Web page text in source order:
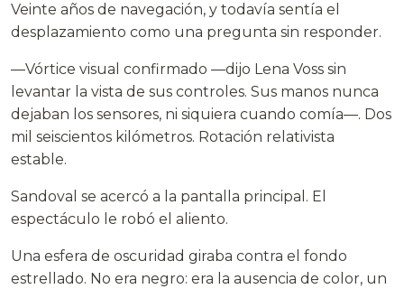
Veinte años de navegación, y todavía sentía el
desplazamiento como una pregunta sin responder.
—Vórtice visual confirmado —dijo Lena Voss sin
levantar la vista de sus controles. Sus manos nunca
dejaban los sensores, ni siquiera cuando comía—. Dos
mil seiscientos kilómetros. Rotación relativista
estable.
Sandoval se acercó a la pantalla principal. El
espectáculo le robó el aliento.
Una esfera de oscuridad giraba contra el fondo
estrellado. No era negro: era la ausencia de color, un